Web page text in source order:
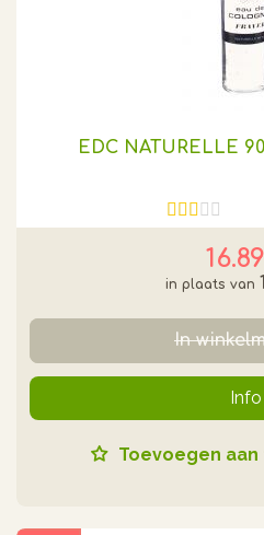
EDC NATURELLE
In
Info
Toevoegen